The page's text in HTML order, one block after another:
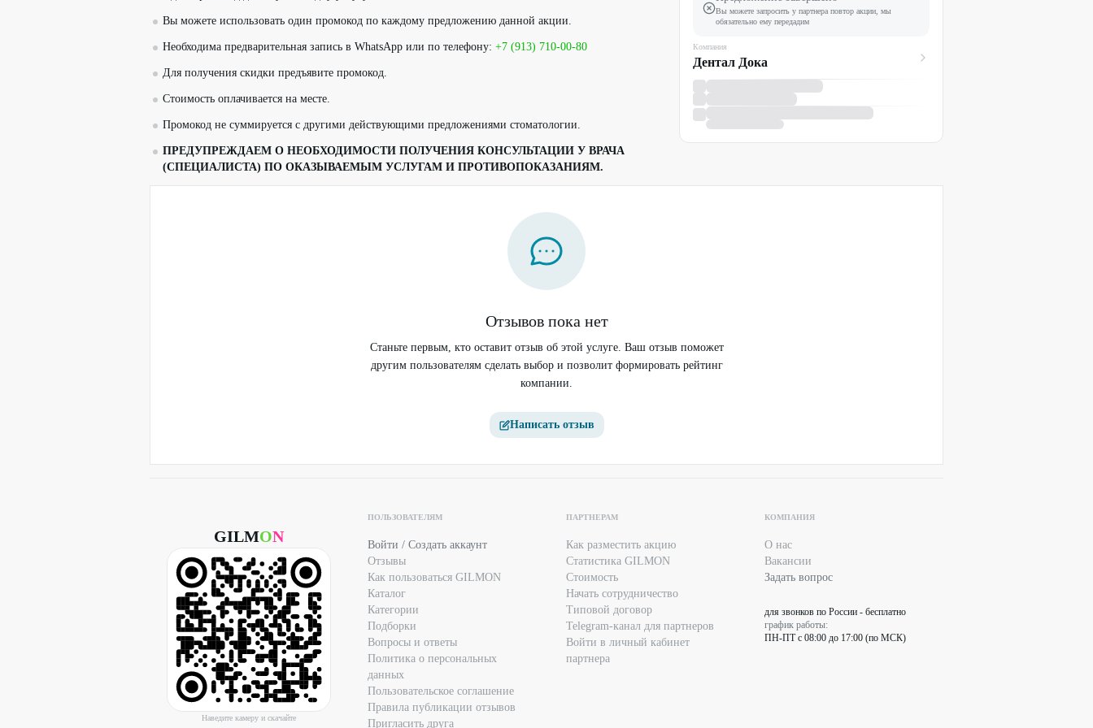
Вы можете использовать один промокод по каждому предложению данной акции.
Необходима предварительная запись в WhatsApp или по телефону: +7 (913) 710-00-80
Для получения скидки предъявите промокод.
Стоимость оплачивается на месте.
Промокод не суммируется с другими действующими предложениями стоматологии.
ПРЕДУПРЕЖДАЕМ О НЕОБХОДИМОСТИ ПОЛУЧЕНИЯ КОНСУЛЬТАЦИИ У ВРАЧА
(СПЕЦИАЛИСТА) ПО ОКАЗЫВАЕМЫМ УСЛУГАМ И ПРОТИВОПОКАЗАНИЯМ.
Вы можете запросить у партнера повтор акции, мы
обязательно ему передадим
Компания
Дентал Дока
Отзывов пока нет
Станьте первым, кто оставит отзыв об этой услуге. Ваш отзыв поможет
другим пользователям сделать выбор и позволит формировать рейтинг
компании.
Написать отзыв
GILMON
Наведите камеру и скачайте
ПОЛЬЗОВАТЕЛЯМ
Войти / Создать аккаунт
Отзывы
Как пользоваться GILMON
Каталог
Категории
Подборки
Вопросы и ответы
Политика о персональных
данных
Пользовательское соглашение
Правила публикации отзывов
Пригласить друга
ПАРТНЕРАМ
Как разместить акцию
Статистика GILMON
Стоимость
Начать сотрудничество
Типовой договор
Telegram-канал для партнеров
Войти в личный кабинет
партнера
КОМПАНИЯ
О нас
Вакансии
Задать вопрос
для звонков по России - бесплатно
график работы:
ПН-ПТ с 08:00 до 17:00 (по МСК)